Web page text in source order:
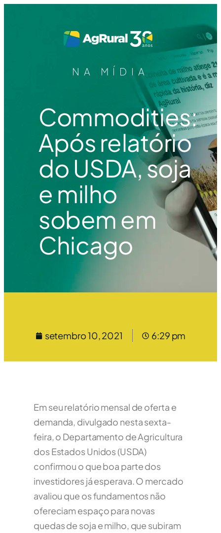
NA MÍDIA
Commodities:
Após relatório
do USDA, soja
e milho
sobem em
Chicago
setembro 10, 2021 6:29 pm
Em seu relatório mensal de oferta e
demanda, divulgado nesta sexta-
feira, o Departamento de Agricultura
dos Estados Unidos (USDA)
confirmou o que boa parte dos
investidores já esperava. O mercado
avaliou que os fundamentos não
ofereciam espaço para novas
quedas de soja e milho, que subiram